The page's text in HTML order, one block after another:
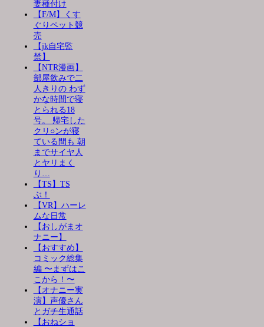
妻種付け
【F/M】くす
ぐりペット競
売
【jk自宅監
禁】
【NTR漫画】
部屋飲みで二
人きりの わず
かな時間で寝
とられる18
号。 帰宅した
クリ○ンが寝
ている間も 朝
までサイヤ人
とヤリまく
り…
【TS】TS
ぶ！
【VR】ハーレ
ムな日常
【おしがまオ
ナニー】
【おすすめ】
コミック総集
編 〜まずはこ
こから！〜
【オナニー実
演】声優さん
とガチ生通話
【おねショ